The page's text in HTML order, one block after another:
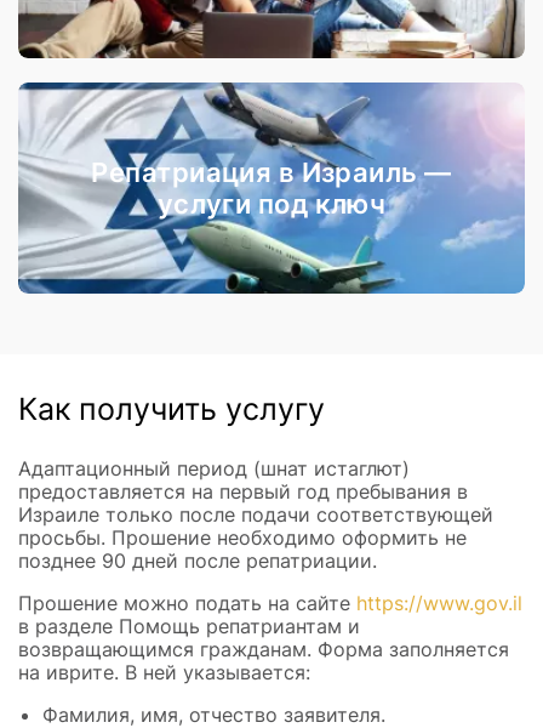
Репатриация в Израиль —
услуги под ключ
Как получить услугу
Адаптационный период (шнат истаглют)
предоставляется на первый год пребывания в
Израиле только после подачи соответствующей
просьбы. Прошение необходимо оформить не
позднее 90 дней после репатриации.
Прошение можно подать на сайте https://www.gov.il
в разделе Помощь репатриантам и
возвращающимся гражданам. Форма заполняется
на иврите. В ней указывается:
Фамилия, имя, отчество заявителя.